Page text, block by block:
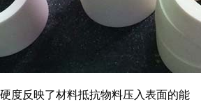
反映了材料抵抗物料压入表面的能